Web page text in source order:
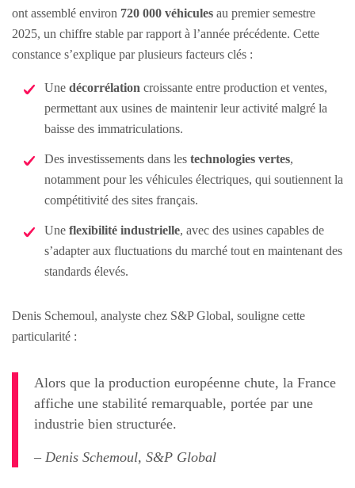
ont assemblé environ 720 000 véhicules au premier semestre
2025, un chiffre stable par rapport à l’année précédente. Cette
constance s’explique par plusieurs facteurs clés :
Une décorrélation croissante entre production et ventes,
permettant aux usines de maintenir leur activité malgré la
baisse des immatriculations.
Des investissements dans les technologies vertes,
notamment pour les véhicules électriques, qui soutiennent la
compétitivité des sites français.
Une flexibilité industrielle, avec des usines capables de
s’adapter aux fluctuations du marché tout en maintenant des
standards élevés.
Denis Schemoul, analyste chez S&P Global, souligne cette
particularité :
Alors que la production européenne chute, la France
affiche une stabilité remarquable, portée par une
industrie bien structurée.
– Denis Schemoul, S&P Global